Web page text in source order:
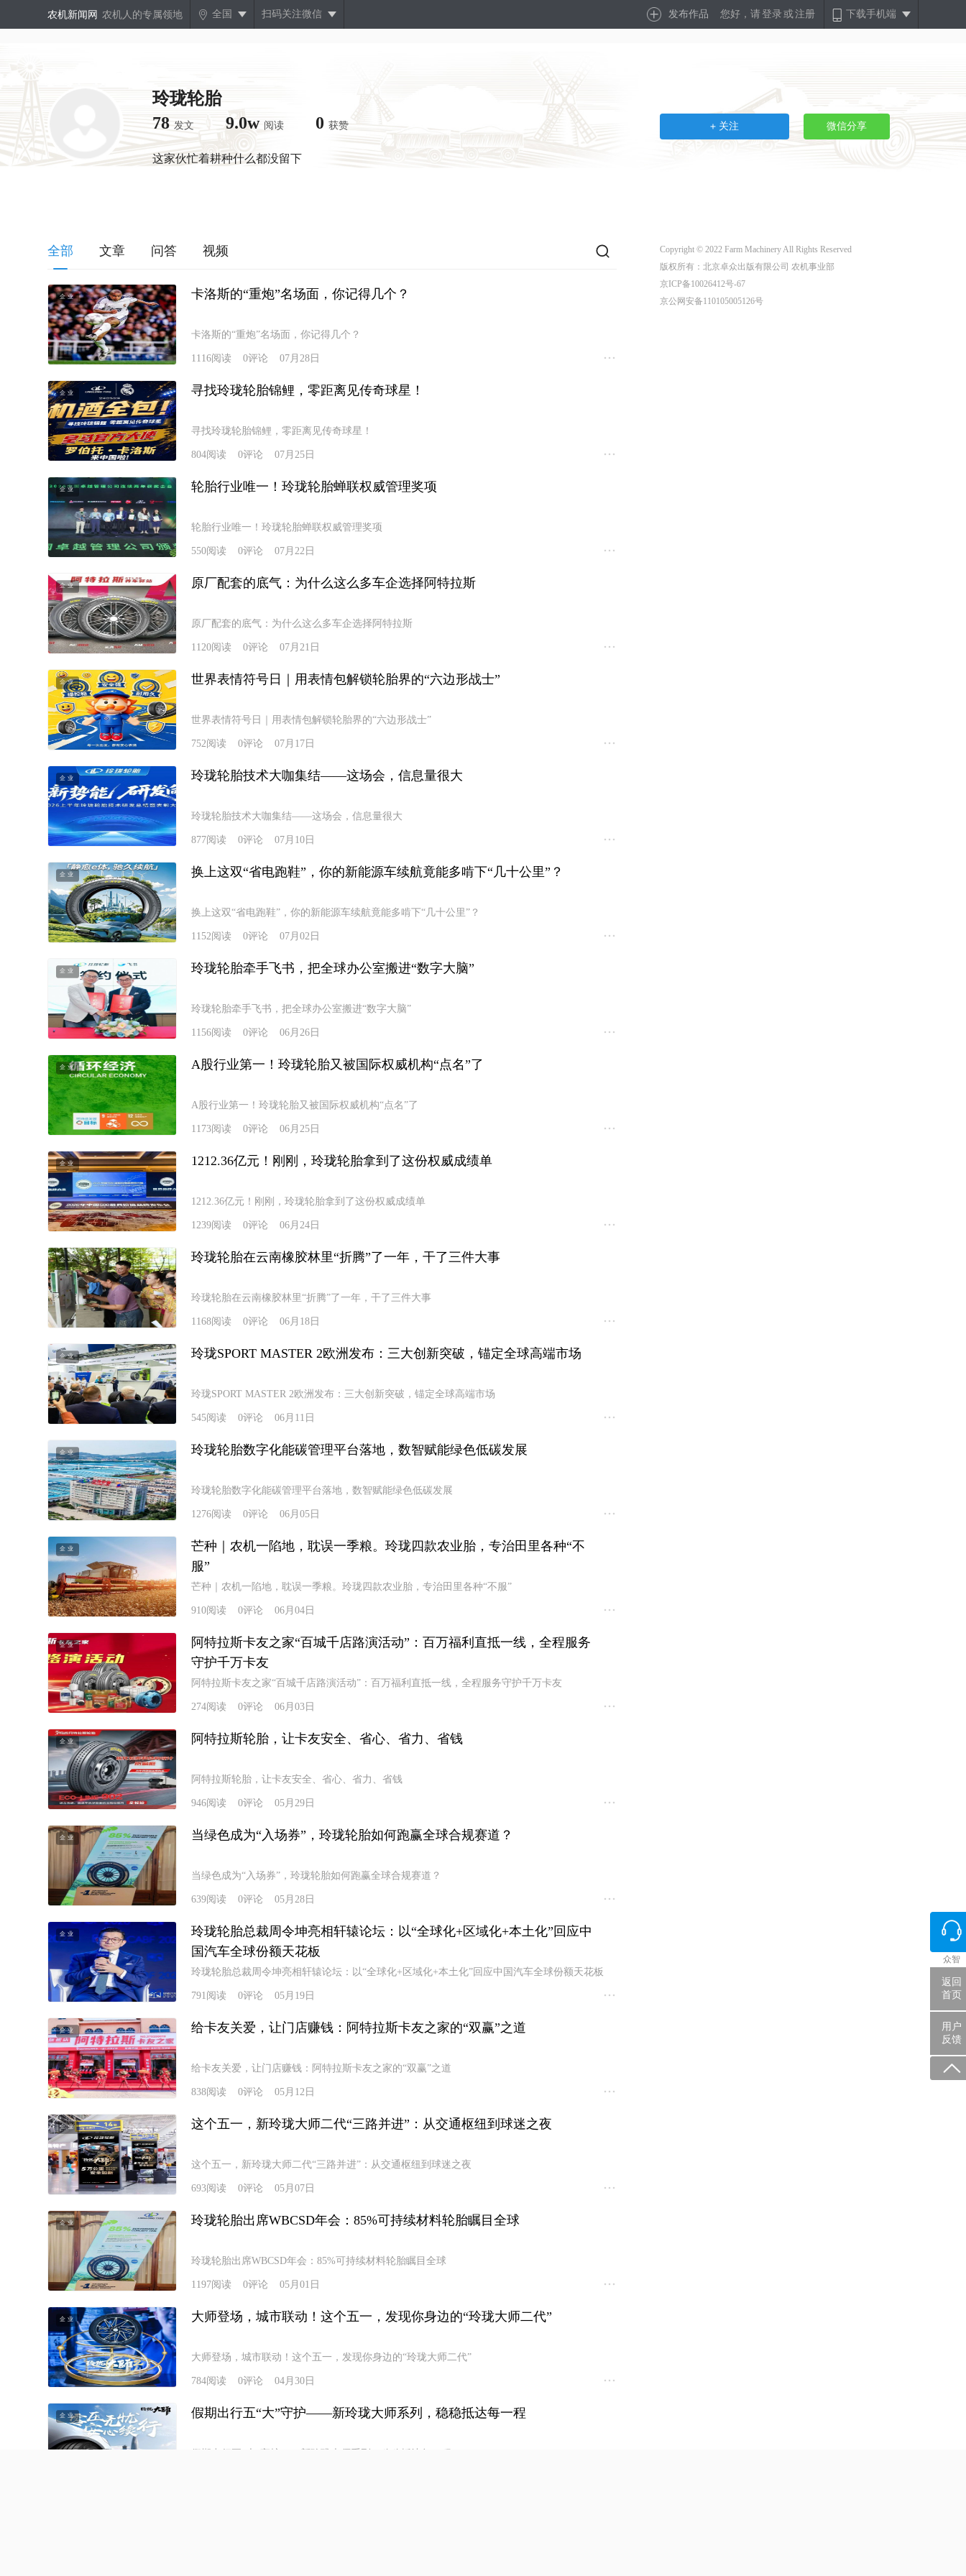
农机新闻网 农机人的专属领地 全国 扫码关注微信 发布作品 您好，请登录 或注册 下载手机端
玲珑轮胎
78 发文 9.0w 阅读 0 获赞
这家伙忙着耕种什么都没留下
关注 微信分享
全部 文章 问答 视频
企业 卡洛斯的“重炮”名场面，你记得几个？
卡洛斯的“重炮”名场面，你记得几个？
1116阅读 0评论 07月28日
企业 寻找玲珑轮胎锦鲤，零距离见传奇球星！
寻找玲珑轮胎锦鲤，零距离见传奇球星！
804阅读 0评论 07月25日
企业 轮胎行业唯一！玲珑轮胎蝉联权威管理奖项
轮胎行业唯一！玲珑轮胎蝉联权威管理奖项
550阅读 0评论 07月22日
企业 原厂配套的底气：为什么这么多车企选择阿特拉斯
原厂配套的底气：为什么这么多车企选择阿特拉斯
1120阅读 0评论 07月21日
企业 世界表情符号日｜用表情包解锁轮胎界的“六边形战士”
世界表情符号日｜用表情包解锁轮胎界的“六边形战士”
752阅读 0评论 07月17日
企业 玲珑轮胎技术大咖集结——这场会，信息量很大
玲珑轮胎技术大咖集结——这场会，信息量很大
877阅读 0评论 07月10日
企业 换上这双“省电跑鞋”，你的新能源车续航竟能多啃下“几十公里”？
换上这双“省电跑鞋”，你的新能源车续航竟能多啃下“几十公里”？
1152阅读 0评论 07月02日
企业 玲珑轮胎牵手飞书，把全球办公室搬进“数字大脑”
玲珑轮胎牵手飞书，把全球办公室搬进“数字大脑”
1156阅读 0评论 06月26日
企业 A股行业第一！玲珑轮胎又被国际权威机构“点名”了
A股行业第一！玲珑轮胎又被国际权威机构“点名”了
1173阅读 0评论 06月25日
企业 1212.36亿元！刚刚，玲珑轮胎拿到了这份权威成绩单
1212.36亿元！刚刚，玲珑轮胎拿到了这份权威成绩单
1239阅读 0评论 06月24日
企业 玲珑轮胎在云南橡胶林里“折腾”了一年，干了三件大事
玲珑轮胎在云南橡胶林里“折腾”了一年，干了三件大事
1168阅读 0评论 06月18日
企业 玲珑SPORT MASTER 2欧洲发布：三大创新突破，锚定全球高端市场
玲珑SPORT MASTER 2欧洲发布：三大创新突破，锚定全球高端市场
545阅读 0评论 06月11日
企业 玲珑轮胎数字化能碳管理平台落地，数智赋能绿色低碳发展
玲珑轮胎数字化能碳管理平台落地，数智赋能绿色低碳发展
1276阅读 0评论 06月05日
企业
芒种｜农机一陷地，耽误一季粮。玲珑四款农业胎，专治田里各种“不
服”
芒种｜农机一陷地，耽误一季粮。玲珑四款农业胎，专治田里各种“不服”
910阅读 0评论 06月04日
企业
阿特拉斯卡友之家“百城千店路演活动”：百万福利直抵一线，全程服务
守护千万卡友
阿特拉斯卡友之家“百城千店路演活动”：百万福利直抵一线，全程服务守护千万卡友
274阅读 0评论 06月03日
企业 阿特拉斯轮胎，让卡友安全、省心、省力、省钱
阿特拉斯轮胎，让卡友安全、省心、省力、省钱
946阅读 0评论 05月29日
企业 当绿色成为“入场券”，玲珑轮胎如何跑赢全球合规赛道？
当绿色成为“入场券”，玲珑轮胎如何跑赢全球合规赛道？
639阅读 0评论 05月28日
企业
玲珑轮胎总裁周令坤亮相轩辕论坛：以“全球化+区域化+本土化”回应中
国汽车全球份额天花板
玲珑轮胎总裁周令坤亮相轩辕论坛：以“全球化+区域化+本土化”回应中国汽车全球份额天花板
791 阅读 0评论 05月19日
企业 给卡友关爱，让门店赚钱：阿特拉斯卡友之家的“双赢”之道
给卡友关爱，让门店赚钱：阿特拉斯卡友之家的“双赢”之道
838阅读 0评论 05月12日
企业 这个五一，新玲珑大师二代“三路并进”：从交通枢纽到球迷之夜
这个五一，新玲珑大师二代“三路并进”：从交通枢纽到球迷之夜
693阅读 0评论 05月07日
企业 玲珑轮胎出席WBCSD年会：85%可持续材料轮胎瞩目全球
玲珑轮胎出席WBCSD年会：85%可持续材料轮胎瞩目全球
1197阅读 0评论 05月01日
企业 大师登场，城市联动！这个五一，发现你身边的“玲珑大师二代”
大师登场，城市联动！这个五一，发现你身边的“玲珑大师二代”
784阅读 0评论 04月30日
企业 假期出行五“大”守护——新玲珑大师系列，稳稳抵达每一程
Copyright © 2022 Farm Machinery All Rights Reserved
版权所有：北京卓众出版有限公司 农机事业部
京ICP备10026412号-67
京公网安备110105005126号
众智
返回
首页
用户
反馈